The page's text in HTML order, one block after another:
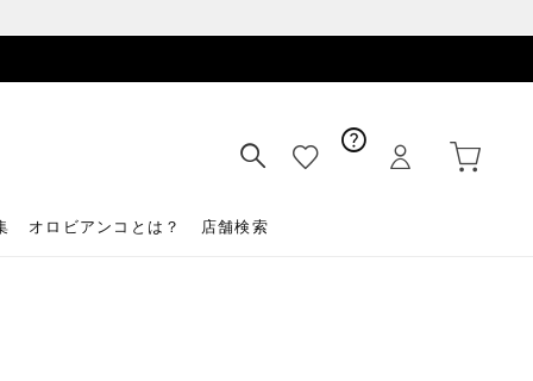
オロビアンコとは？ 店舗検索